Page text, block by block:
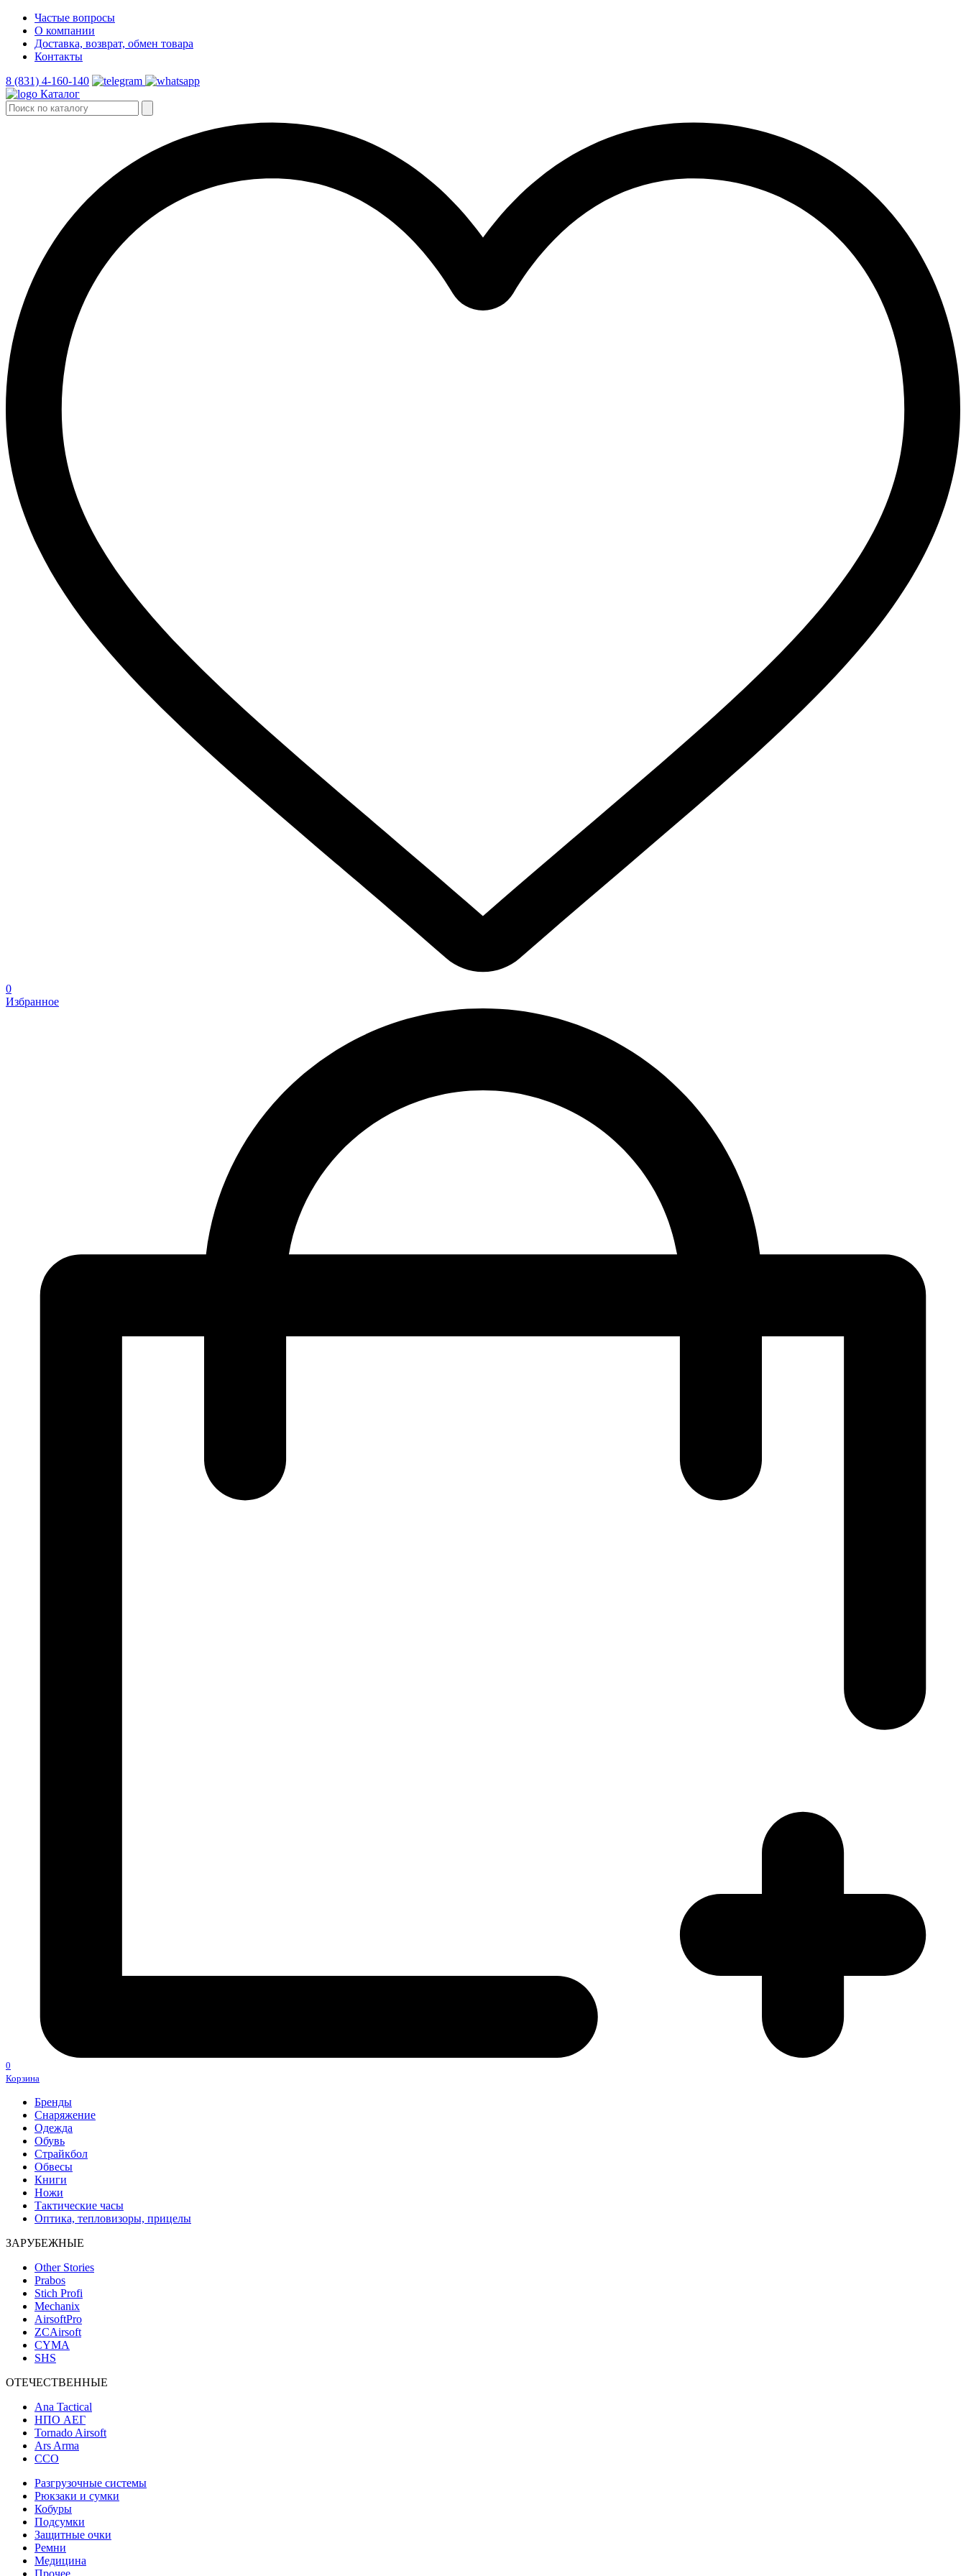
Частые вопросы
О компании
Доставка, возврат, обмен товара
Контакты
8 (831) 4-160-140
Каталог
0
Избранное
0
Корзина
Бренды
Снаряжение
Одежда
Обувь
Страйкбол
Обвесы
Книги
Ножи
Тактические часы
Оптика, тепловизоры, прицелы
ЗАРУБЕЖНЫЕ
Other Stories
Prabos
Stich Profi
Mechanix
AirsoftPro
ZCAirsoft
CYMA
SHS
ОТЕЧЕСТВЕННЫЕ
Ana Tactical
НПО АЕГ
Tornado Airsoft
Ars Arma
ССО
Разгрузочные системы
Рюкзаки и сумки
Кобуры
Подсумки
Защитные очки
Ремни
Медицина